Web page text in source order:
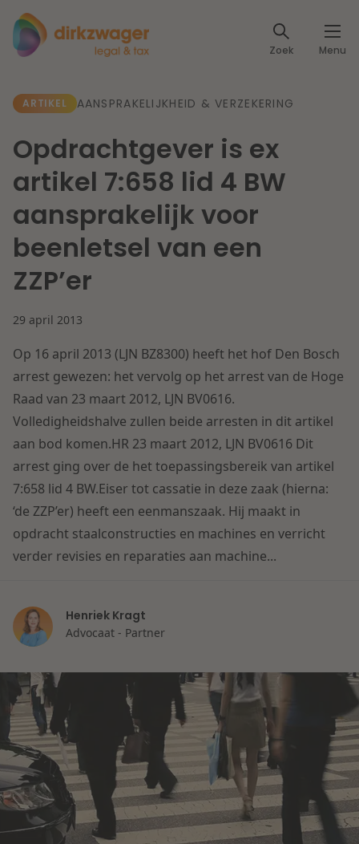
Zoek Menu
Expertises
Fiscaal
Arbeid & Pensioen
IT & Privacy
IE & Innovatie
Herstructurering & Insolventie
Energie
Zorg & Sociaal domein
Vastgoed
Aanbesteding & Mededinging
Aansprakelijkheid & Verzekering
Litigation
Onderwijs
Lees meer
Dichtbij de kansen en uitdagingen in de
woningbouw
Lees meer
Dichtbij de wendbare onderneming
Lees meer
Artikelen
Klantcases
Events
Specialisten
Over ons
Internationale partners
Nieuws
Werken bij
Contact
Nederlands
ARTIKEL AANSPRAKELIJKHEID & VERZEKERING
Opdrachtgever is ex
artikel 7:658 lid 4 BW
aansprakelijk voor
beenletsel van een
ZZP’er
29 april 2013
Op 16 april 2013 (LJN BZ8300) heeft het hof Den Bosch
arrest gewezen: het vervolg op het arrest van de Hoge
Raad van 23 maart 2012, LJN BV0616.
Volledigheidshalve zullen beide arresten in dit artikel
aan bod komen.HR 23 maart 2012, LJN BV0616 Dit
arrest ging over de het toepassingsbereik van artikel
7:658 lid 4 BW.Eiser tot cassatie in deze zaak (hierna:
‘de ZZP’er) heeft een eenmanszaak. Hij maakt in
opdracht staalconstructies en machines en verricht
verder revisies en reparaties aan machine...
Henriek Kragt
Advocaat - Partner